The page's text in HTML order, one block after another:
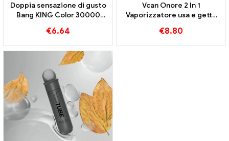
Doppia sensazione di gusto
Bang KING Color 30000
Anguria 30000 Sigaretta
€6.64
Vcan Onore 2 In 1
Vaporizzatore usa e getta
€8.80